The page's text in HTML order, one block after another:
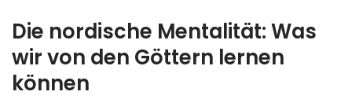
Die nordische Mentalität: Was
wir von den Göttern lernen
können